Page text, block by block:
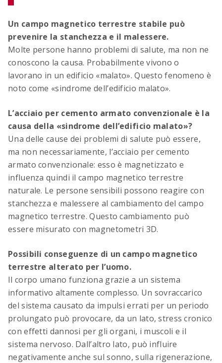
Verificare la durata di vita prevista delle
strutture in cemento armato durante la fase di
progettazione.
ACILIST
Crea facilmente e rapidamente elenchi di
tecnologie di rinforzo
Un campo magnetico terrestre stabile può
prevenire la stanchezza e il malessere.
Molte persone hanno problemi di salute, ma non ne
conoscono la causa. Probabilmente vivono o
lavorano in un edificio «malato». Questo fenomeno è
noto come «sindrome dell’edificio malato».
L’acciaio per cemento armato convenzionale è la
causa della «sindrome dell’edificio malato»?
Una delle cause dei problemi di salute può essere,
ma non necessariamente, l’acciaio per cemento
armato convenzionale: esso è magnetizzato e
influenza quindi il campo magnetico terrestre
naturale. Le persone sensibili possono reagire con
stanchezza e malessere al cambiamento del campo
magnetico terrestre. Questo cambiamento può
essere misurato con magnetometri 3D.
Possibili conseguenze di un campo magnetico
terrestre alterato per l’uomo.
Il corpo umano funziona grazie a un sistema
informativo altamente complesso. Un sovraccarico
del sistema causato da impulsi errati per un periodo
prolungato può provocare, da un lato, stress cronico
con effetti dannosi per gli organi, i muscoli e il
sistema nervoso. Dall’altro lato, può influire
negativamente anche sul sonno, sulla rigenerazione,